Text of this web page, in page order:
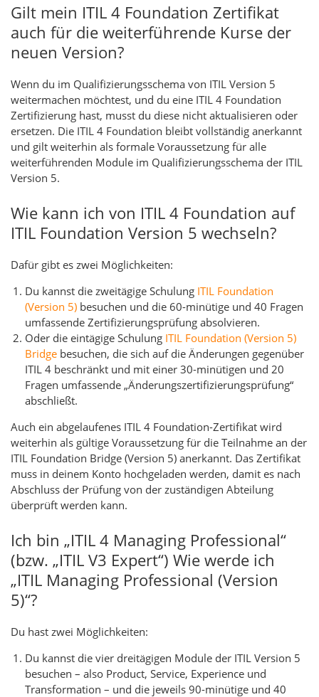
Gilt mein ITIL 4 Foundation Zertifikat
auch für die weiterführende Kurse der
neuen Version?
Wenn du im Qualifizierungsschema von ITIL Version 5
weitermachen möchtest, und du eine ITIL 4 Foundation
Zertifizierung hast, musst du diese nicht aktualisieren oder
ersetzen. Die ITIL 4 Foundation bleibt vollständig anerkannt
und gilt weiterhin als formale Voraussetzung für alle
weiterführenden Module im Qualifizierungsschema der ITIL
Version 5.
Wie kann ich von ITIL 4 Foundation auf
ITIL Foundation Version 5 wechseln?
Dafür gibt es zwei Möglichkeiten:
Du kannst die zweitägige Schulung ITIL Foundation
(Version 5) besuchen und die 60-minütige und 40 Fragen
umfassende Zertifizierungsprüfung absolvieren.
Oder die eintägige Schulung ITIL Foundation (Version 5)
Bridge besuchen, die sich auf die Änderungen gegenüber
ITIL 4 beschränkt und mit einer 30-minütigen und 20
Fragen umfassende „Änderungszertifizierungsprüfung“
abschließt.
Auch ein abgelaufenes ITIL 4 Foundation-Zertifikat wird
weiterhin als gültige Voraussetzung für die Teilnahme an der
ITIL Foundation Bridge (Version 5) anerkannt. Das Zertifikat
muss in deinem Konto hochgeladen werden, damit es nach
Abschluss der Prüfung von der zuständigen Abteilung
überprüft werden kann.
Ich bin „ITIL 4 Managing Professional“
(bzw. „ITIL V3 Expert“) Wie werde ich
„ITIL Managing Professional (Version
5)“?
Du hast zwei Möglichkeiten:
Du kannst die vier dreitägigen Module der ITIL Version 5
besuchen – also Product, Service, Experience und
Transformation – und die jeweils 90-minütige und 40